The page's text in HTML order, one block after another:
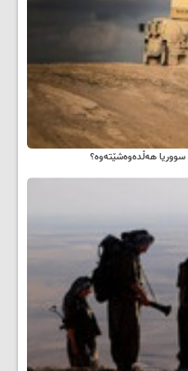
سووریا هەڵدەوەشێتەوە؟